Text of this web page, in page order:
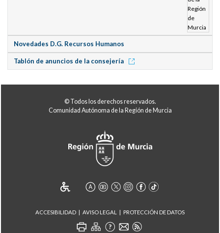
Novedades D.G. Recursos Humanos
Tablón de anuncios de la consejería
© Todos los derechos reservados.
Comunidad Autónoma de la Región de Murcia
ACCESIBILIDAD AVISO LEGAL PROTECCIÓN DE DATOS